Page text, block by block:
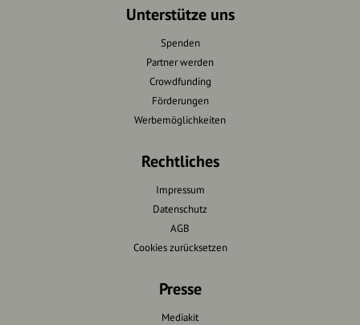
Unterstütze uns
Spenden
Partner werden
Crowdfunding
Förderungen
Werbemöglichkeiten
Rechtliches
Impressum
Datenschutz
AGB
Cookies zurücksetzen
Presse
Mediakit